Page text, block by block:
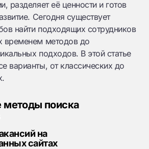
разделяет её ценности и готов
Сегодня существует
найти подходящих сотрудников
временем методов до
подходов. В этой статье
варианты, от классических до
методы поиска
на
сайтах